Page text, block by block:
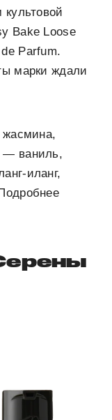
Bake Loose
Parfum.
марки ждали
жасмина,
— ваниль,
иланг,